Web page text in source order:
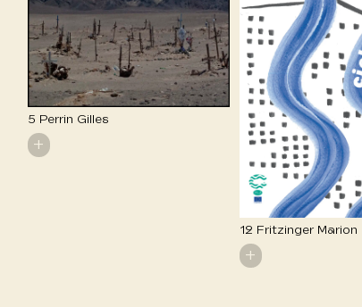
5 Perrin Gilles
+
12 Fritzinger Marion
+